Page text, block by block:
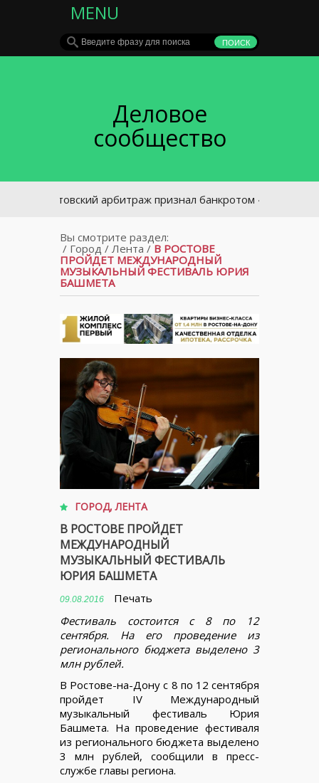
MENU
Деловое
сообщество
Ростовский арбитраж признал банкротом «Орбиту-
Вы смотрите раздел:
/ Город/ Лента / В РОСТОВЕ
ПРОЙДЕТ МЕЖДУНАРОДНЫЙ
МУЗЫКАЛЬНЫЙ ФЕСТИВАЛЬ ЮРИЯ
БАШМЕТА
ГОРОД,ЛЕНТА
В РОСТОВЕ ПРОЙДЕТ
МЕЖДУНАРОДНЫЙ
МУЗЫКАЛЬНЫЙ ФЕСТИВАЛЬ
ЮРИЯ БАШМЕТА
09.08.2016
Печать
Фестиваль состоится с 8 по 12
сентября. На его проведение из
регионального бюджета выделено 3
млн рублей.
В Ростове-на-Дону с 8 по 12 сентября
пройдет IV Международный
музыкальный фестиваль Юрия
Башмета. На проведение фестиваля
из регионального бюджета выделено
3 млн рублей, сообщили в пресс-
службе главы региона.